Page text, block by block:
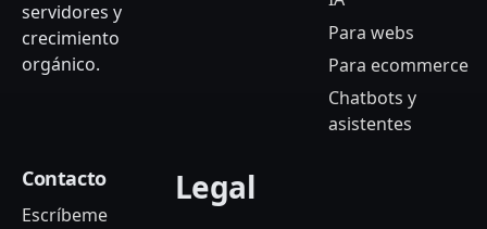
servidores y
crecimiento
orgánico.
Para webs
Para ecommerce
Chatbots y
asistentes
Contacto
Escríbeme
Legal